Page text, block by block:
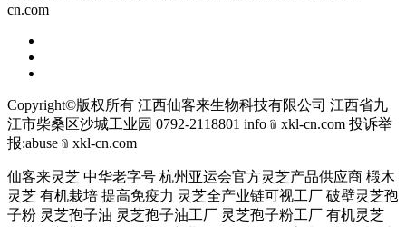
cn.com
Copyright©版权所有 江西仙客来生物科技有限公司 江西省九
江市柴桑区沙城工业园 0792-2118801 info﹫xkl-cn.com 投诉举
报:abuse﹫xkl-cn.com
仙客来灵芝 中华老字号 杭州亚运会官方灵芝产品供应商 椴木
灵芝 有机栽培 提高免疫力 灵芝全产业链可视工厂 破壁灵芝孢
子粉 灵芝孢子油 灵芝孢子油工厂 灵芝孢子粉工厂 有机灵芝